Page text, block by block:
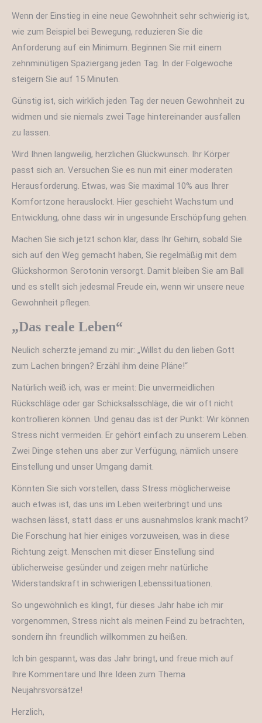
Wenn der Einstieg in eine neue Gewohnheit sehr schwierig ist,
wie zum Beispiel bei Bewegung, reduzieren Sie die
Anforderung auf ein Minimum. Beginnen Sie mit einem
zehnminütigen Spaziergang jeden Tag. In der Folgewoche
steigern Sie auf 15 Minuten.
Günstig ist, sich wirklich jeden Tag der neuen Gewohnheit zu
widmen und sie niemals zwei Tage hintereinander ausfallen
zu lassen.
Wird Ihnen langweilig, herzlichen Glückwunsch. Ihr Körper
passt sich an. Versuchen Sie es nun mit einer moderaten
Herausforderung. Etwas, was Sie maximal 10% aus Ihrer
Komfortzone herauslockt. Hier geschieht Wachstum und
Entwicklung, ohne dass wir in ungesunde Erschöpfung gehen.
Machen Sie sich jetzt schon klar, dass Ihr Gehirn, sobald Sie
sich auf den Weg gemacht haben, Sie regelmäßig mit dem
Glückshormon Serotonin versorgt. Damit bleiben Sie am Ball
und es stellt sich jedesmal Freude ein, wenn wir unsere neue
Gewohnheit pflegen.
„Das reale Leben“
Neulich scherzte jemand zu mir: „Willst du den lieben Gott
zum Lachen bringen? Erzähl ihm deine Pläne!“
Natürlich weiß ich, was er meint: Die unvermeidlichen
Rückschläge oder gar Schicksalsschläge, die wir oft nicht
kontrollieren können. Und genau das ist der Punkt: Wir können
Stress nicht vermeiden. Er gehört einfach zu unserem Leben.
Zwei Dinge stehen uns aber zur Verfügung, nämlich unsere
Einstellung und unser Umgang damit.
Könnten Sie sich vorstellen, dass Stress möglicherweise
auch etwas ist, das uns im Leben weiterbringt und uns
wachsen lässt, statt dass er uns ausnahmslos krank macht?
Die Forschung hat hier einiges vorzuweisen, was in diese
Richtung zeigt. Menschen mit dieser Einstellung sind
üblicherweise gesünder und zeigen mehr natürliche
Widerstandskraft in schwierigen Lebenssituationen.
So ungewöhnlich es klingt, für dieses Jahr habe ich mir
vorgenommen, Stress nicht als meinen Feind zu betrachten,
sondern ihn freundlich willkommen zu heißen.
Ich bin gespannt, was das Jahr bringt, und freue mich auf
Ihre Kommentare und Ihre Ideen zum Thema
Neujahrsvorsätze!
Herzlich,